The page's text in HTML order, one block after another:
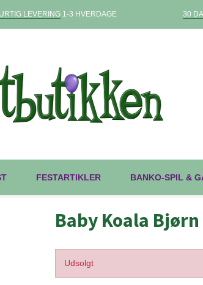
LEVERING1-3 HVERDAGE 30
FESTARTIKLER BANKO-SPIL &
Baby Koala Bjørn
Udsolgt